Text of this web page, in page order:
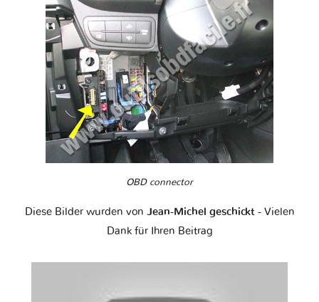
OBD connector
Diese Bilder wurden von Jean-Michel geschickt - Vielen
Dank für Ihren Beitrag